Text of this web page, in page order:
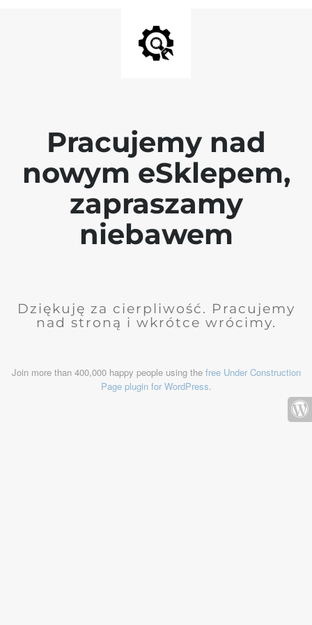
Pracujemy nad
nowym eSklepem,
zapraszamy
niebawem
Dziękuję za cierpliwość. Pracujemy
nad stroną i wkrótce wrócimy.
Join more than 400,000 happy people using the free Under Construction
Page plugin for WordPress.